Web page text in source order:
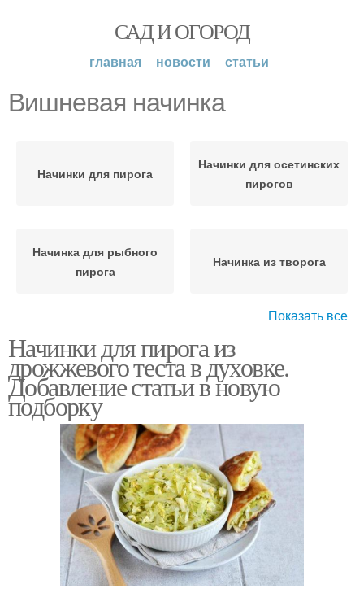
САД И ОГОРОД
главная новости статьи
Вишневая начинка
Начинки для пирога
Начинки для осетинских
пирогов
Начинка для рыбного
пирога
Начинка из творога
Начинки для пирогов Вкусные начинки
Начинка с курицей Начинка с капустой
Начинка с творогом Начинка с яблоками
Показать все
Начинки для пирога из
дрожжевого теста в духовке.
Добавление статьи в новую
подборку